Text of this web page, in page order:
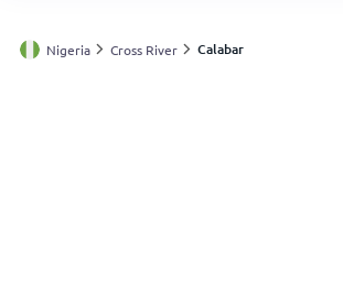
Svizzera
Nigeria Cross River Calabar